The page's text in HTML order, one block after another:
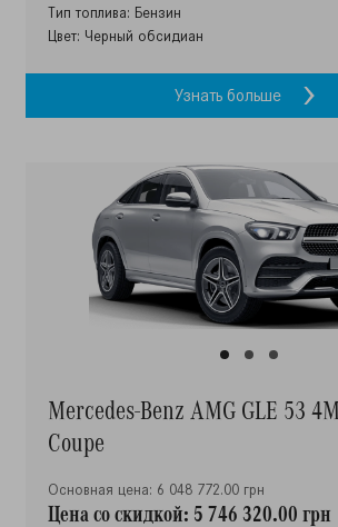
Тип топлива: Бензин
Цвет: Черный обсидиан
Узнать больше
Mercedes-Benz AMG GLE 53
Coupe
Основная цена: 6 048 772.00 грн
Цена со скидкой: 5 746 320.00 грн